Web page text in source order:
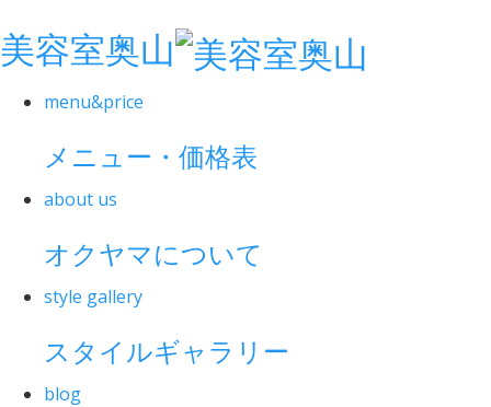
美容室奥山
menu&price
メニュー・価格表
about us
オクヤマについて
style gallery
スタイルギャラリー
blog